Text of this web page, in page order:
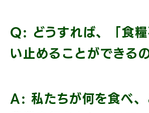
Q: どうすれば、「食
い止めることができる
A: 私たちが何を食べ、